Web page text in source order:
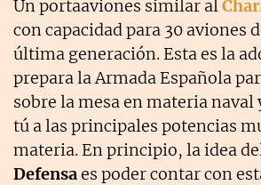
Un portaaviones similar al
con capacidad para 30 aviones
última generación. Esta es la
prepara la Armada Española
sobre la mesa en materia naval
tú a las principales potencias
materia. En principio, la idea
Defensaes poder contar con